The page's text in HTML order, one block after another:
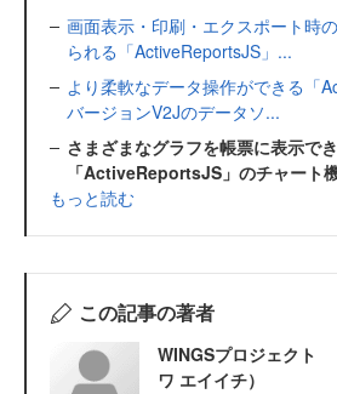
画面表示・印刷・エクスポート時
られる「ActiveReportsJS」...
より柔軟なデータ操作ができる「
バージョンV2Jのデータソ...
さまざまなグラフを帳票に表示で
「ActiveReportsJS」のチャート
もっと読む
この記事の著者
WINGSプロジェクト
ワ エイイチ）